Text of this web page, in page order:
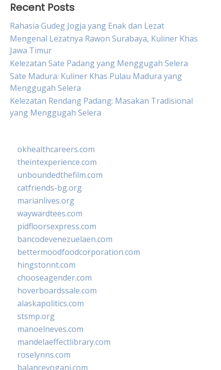
Recent Posts
Rahasia Gudeg Jogja yang Enak dan Lezat
Mengenal Lezatnya Rawon Surabaya, Kuliner Khas
Jawa Timur
Kelezatan Sate Padang yang Menggugah Selera
Sate Madura: Kuliner Khas Pulau Madura yang
Menggugah Selera
Kelezatan Rendang Padang: Masakan Tradisional
yang Menggugah Selera
okhealthcareers.com
theintexperience.com
unboundedthefilm.com
catfriends-bg.org
marianlives.org
waywardtees.com
pidfloorsexpress.com
bancodevenezuelaen.com
bettermoodfoodcorporation.com
hingstonnt.com
chooseagender.com
hoverboardssale.com
alaskapolitics.com
stsmp.org
manoelneves.com
mandelaeffectlibrary.com
roselynns.com
balanceyoganj.com